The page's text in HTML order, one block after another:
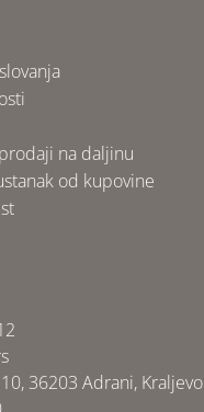
na daljinu
od kupovine
36203 Adrani, Kraljevo